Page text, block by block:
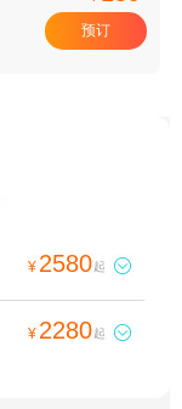
预订
¥ 2580起 
¥ 2280起 